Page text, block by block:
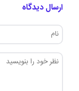
ارسال دیدگاه